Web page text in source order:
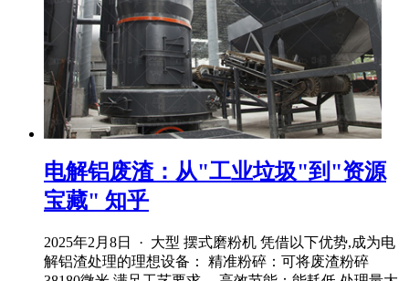
电解铝废渣：从"工业垃圾"到"资源
宝藏" 知乎
2025年2月8日 · 大型 摆式磨粉机 凭借以下优势,成为电
解铝渣处理的理想设备： 精准粉碎：可将废渣粉碎